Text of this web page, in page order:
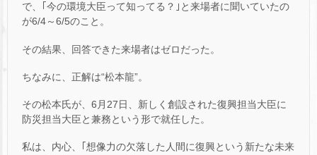
で、｢今の環境大臣って知ってる？｣と来場者に聞いていたの
が6/4～6/5のこと。
その結果、回答できた来場者はゼロだった。
ちなみに、正解は“松本龍”。
その松本氏が、6月27日、新しく創設された復興担当大臣に
防災担当大臣と兼務という形で就任した。
私は、内心、｢想像力の欠落した人間に復興という新たな未来